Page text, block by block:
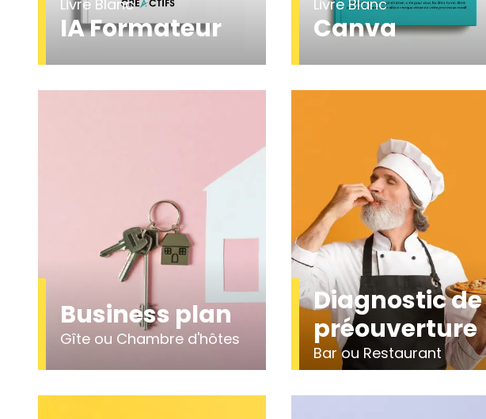
Livre Blanc
IA Formateur
Livre Blanc
Canva
Business plan
Gîte ou Chambre d'hôtes
Diagnostic de
préouverture
Bar ou Restaurant